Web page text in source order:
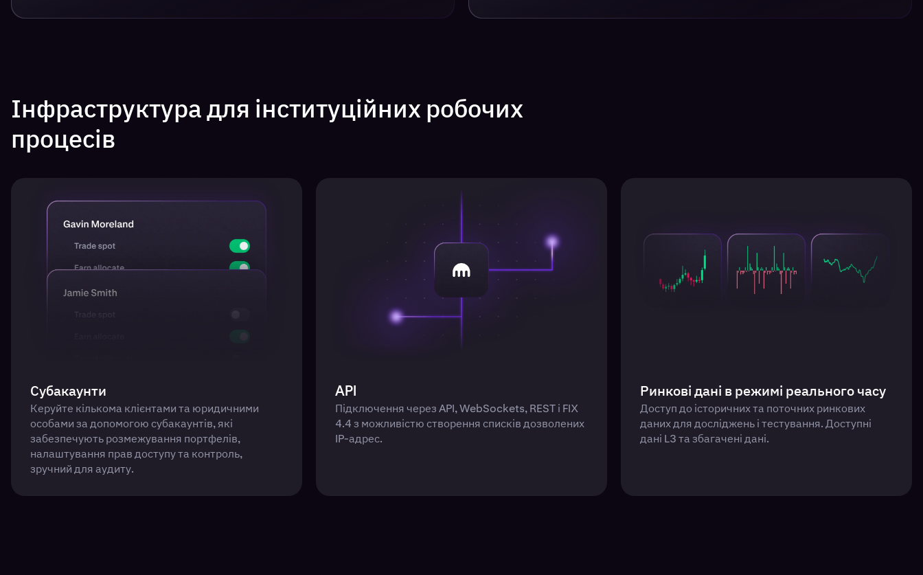
Інфраструктура для інституційних робочих
процесів
Субакаунти
Керуйте кількома клієнтами та юридичними
особами за допомогою субакаунтів, які
забезпечують розмежування портфелів,
налаштування прав доступу та контроль,
зручний для аудиту.
API
Підключення через API, WebSockets, REST і FIX
4.4 з можливістю створення списків дозволених
IP-адрес.
Ринкові дані в режимі реального часу
Доступ до історичних та поточних ринкових
даних для досліджень і тестування. Доступні
дані L3 та збагачені дані.